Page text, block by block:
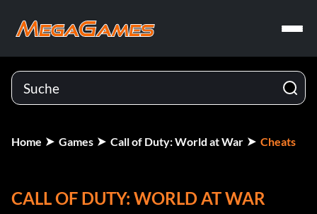
Home Games Call of Duty: World at War Cheats
CALL OF DUTY: WORLD AT WAR